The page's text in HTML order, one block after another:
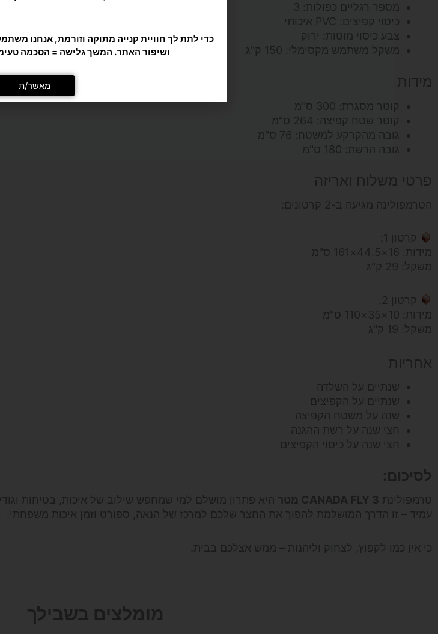
מספר רגליים כפולות: 3
כיסוי קפיצים: PVC איכותי
צבע כיסוי מוטות: ירוק
משקל משתמש מקסימלי: 150 ק"ג
מידות
קוטר מסגרת: 300 ס"מ
קוטר שטח קפיצה: 264 ס"מ
גובה מהקרקע למשטח: 76 ס"מ
גובה הרשת: 180 ס"מ
פרטי משלוח ואריזה
הטרמפולינה מגיעה ב-2 קרטונים:
קרטון 1:
מידות: 16×44.5×161 ס"מ
משקל: 29 ק"ג
קרטון 2:
מידות: 10×35×110 ס"מ
משקל: 19 ק"ג
אחריות
שנתיים על השלדה
שנתיים על הקפיצים
שנה על משטח הקפיצה
חצי שנה על רשת ההגנה
חצי שנה על כיסוי הקפיצים
לסיכום:
טרמפולינת CANADA FLY 3 מטר
היא פתרון מושלם למי שמחפש שילוב של איכות, בטיחות
עמיד – זו הדרך המושלמת להפוך את החצר שלכם למרכז של הנאה, ספורט וזמן איכות משפחתי.
כי אין כמו לקפוץ, לצחוק וליהנות – ממש אצלכם בבית.
מומלצים בשבילך